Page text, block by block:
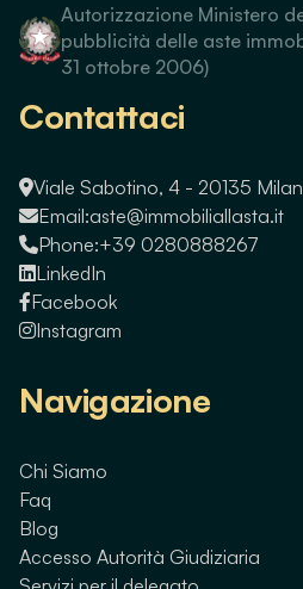
Autorizzazione Ministero
pubblicità delle aste
31 ottobre 2006)
Contattaci
Viale Sabotino, 4 - 20135
Email:aste@immobiliallasta.it
Phone:+39 0280888267
LinkedIn
Facebook
Instagram
Navigazione
Chi Siamo
Faq
Blog
Accesso Autorità Giudiziaria